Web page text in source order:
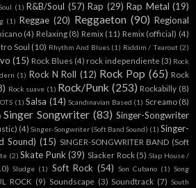
(1) R&B/Soul (57) Rap (29) Rap Metal (19)
(1) Reggae (20) Reggaeton (90) Regional
(4) Relaxing (8) Remix (11) Remix (official) (4)
Soul (10) Rhythm And Blues (1) Riddim / Tearout (2)
(15) Rock Blues (4) rock independiente (3) Rock
(1) Rock N Roll (12) Rock Pop (65) Rock
Rock suave (1) Rock/Punk (253) Rockabilly (8)
(1) Salsa (14) Scandinavian Based (1) Screamo (8)
Singer Songwriter (83) Singer-Songwriter
(4) Singer-Songwriter (Soft Band Sound) (1) Singer-
Sound) (15) SINGER-SONGWRITER BAND (Soft
(2) Skate Punk (39) Slacker Rock (5) Slap House /
Sludge (1) Soft Rock (54) Son Cubano (1) Song
ROCK (9) Soundscape (3) Soundtrack (7) South